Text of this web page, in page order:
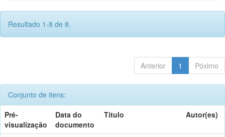
Resultado 1-8 de 8.
Anterior 1 Póximo
Conjunto de itens:
Pré-
visualização
Data do
documento
Título Autor(es)